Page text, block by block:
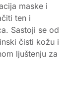
maske i
ten i
Sastoji se od
čisti kožu i
ljuštenju za